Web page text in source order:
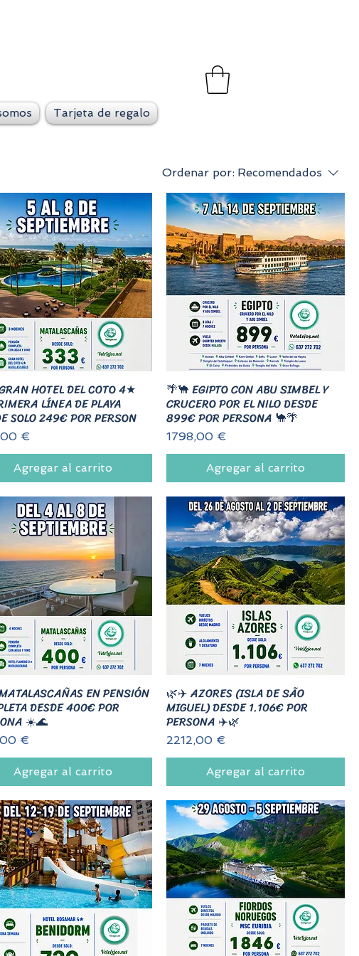
Tarjeta de regalo
Ordenar por: Recomendados
HOTEL DEL COTO 4★
LÍNEA DE PLAYA
SOLO 249€ POR PERSON
€
Agregar al carrito
🌴🐪 EGIPTO CON ABU SIMBEL Y
CRUCERO POR EL NILO DESDE
899€ POR PERSONA 🐪🌴
Precio
1798,00 €
Agregar al carrito
EN PENSIÓN
DESDE 400€ POR
☀️🌊
€
Agregar al carrito
🌿✈️ AZORES (ISLA DE SÃO
MIGUEL) DESDE 1.106€ POR
PERSONA ✈️🌿
Precio
2212,00 €
Agregar al carrito